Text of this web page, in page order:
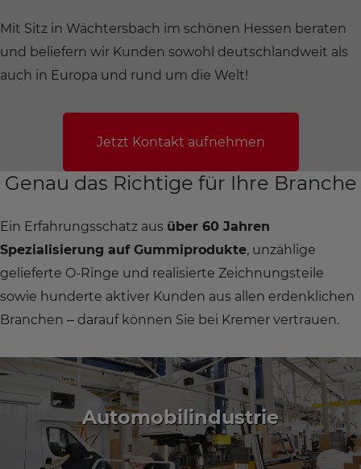
Mit Sitz in Wächtersbach im schönen Hessen beraten
und beliefern wir Kunden sowohl deutschlandweit als
auch in Europa und rund um die Welt!
Jetzt Kontakt aufnehmen
Genau das Richtige für Ihre Branche
Ein Erfahrungsschatz aus über 60 Jahren
Spezialisierung auf Gummiprodukte, unzählige
gelieferte O-Ringe und realisierte Zeichnungsteile
sowie hunderte aktiver Kunden aus allen erdenklichen
Branchen – darauf können Sie bei Kremer vertrauen.
Automobil­industrie